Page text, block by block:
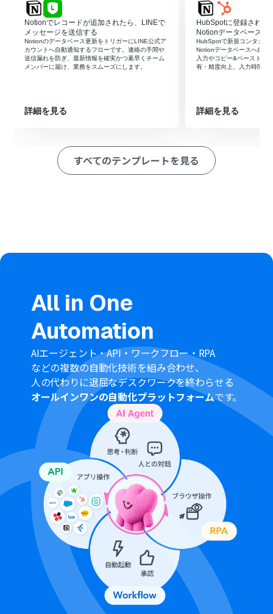
次に、オペレーションで分岐機能を設定し、特定の条件
に合致した場合のみ後続の処理に進むよう設定します
続いて、オペレーションでNotionの「レコードを取得す
る（ID検索）」を設定し、トリガーで取得したページの情
報を取得します
最後に、オペレーションでJira Softwareの「課題を追
※「トリガー」：フロー起動のきっかけとなるアクション、「オ
■このワークフローのカスタムポイント
Notionのトリガー設定では、連携の起点としたいデータ
ソースのIDを任意で設定してください
Notionでレコードが追加されたら、LINEで
メッセージを送信する
Notionのデータベース更新をトリガーにLINE公式ア
カウントへ自動通知するフローです。連絡の手間や
送信漏れを防ぎ、最新情報を確実かつ素早くチーム
メンバーに届け、業務をスムーズにします。
詳細を見る
HubSpotに登録された
Notionデータベースへ
HubSpotで新規コンタクト
Notionデータベースへ自動
入力やコピー&ペーストを
有・精度向上、入力時間の
詳細を見る
すべてのテンプレートを見る
All in One
Automation
AIエージェント・API・ワークフロー・RPA
などの複数の自動化技術を組み合わせ、
人の代わりに退屈なデスクワークを終わらせる
オールインワンの自動化プラットフォームです。